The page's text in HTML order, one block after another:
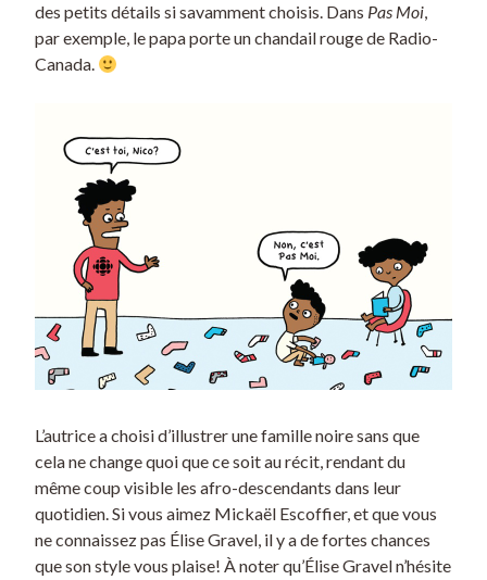
des petits détails si savamment choisis. Dans Pas Moi,
par exemple, le papa porte un chandail rouge de Radio-
Canada.
L’autrice a choisi d’illustrer une famille noire sans que
cela ne change quoi que ce soit au récit, rendant du
même coup visible les afro-descendants dans leur
quotidien. Si vous aimez Mickaël Escoffier, et que vous
ne connaissez pas Élise Gravel, il y a de fortes chances
que son style vous plaise! À noter qu’Élise Gravel n’hésite